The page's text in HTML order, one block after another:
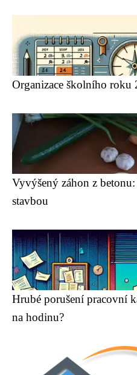
Organizace školního roku
Vyvýšený záhon z
stavbou
Hrubé porušení pracovní
na hodinu?